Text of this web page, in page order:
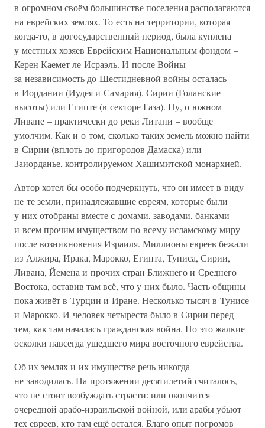
в огромном своём большинстве поселения располагаются
на еврейских землях. То есть на территории, которая
когда-то, в догосударственный период, была куплена
у местных хозяев Еврейским Национальным фондом –
Керен Каемет ле-Исраэль. И после Войны
за независимость до Шестидневной войны осталась
в Иордании (Иудея и Самария), Сирии (Голанские
высоты) или Египте (в секторе Газа). Ну, о южном
Ливане – практически до реки Литани – вообще
умолчим. Как и о том, сколько таких земель можно найти
в Сирии (вплоть до пригородов Дамаска) или
Заиорданье, контролируемом Хашимитской монархией.
Автор хотел бы особо подчеркнуть, что он имеет в виду
не те земли, принадлежавшие евреям, которые были
у них отобраны вместе с домами, заводами, банками
и всем прочим имуществом по всему исламскому миру
после возникновения Израиля. Миллионы евреев бежали
из Алжира, Ирака, Марокко, Египта, Туниса, Сирии,
Ливана, Йемена и прочих стран Ближнего и Среднего
Востока, оставив там всё, что у них было. Часть общины
пока живёт в Турции и Иране. Несколько тысяч в Тунисе
и Марокко. И человек четыреста было в Сирии перед
тем, как там началась гражданская война. Но это жалкие
осколки навсегда ушедшего мира восточного еврейства.
Об их землях и их имуществе речь никогда
не заводилась. На протяжении десятилетий считалось,
что не стоит возбуждать страсти: или окончится
очередной арабо-израильской войной, или арабы убьют
тех евреев, кто там ещё остался. Благо опыт погромов